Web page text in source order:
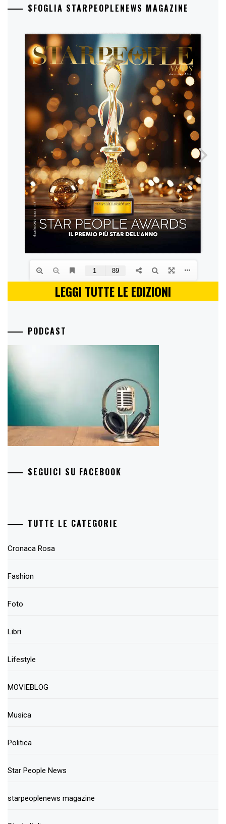
SFOGLIA STARPEOPLENEWS MAGAZINE
LEGGI TUTTE LE EDIZIONI
PODCAST
SEGUICI SU FACEBOOK
TUTTE LE CATEGORIE
Cronaca Rosa
Fashion
Foto
Libri
Lifestyle
MOVIEBLOG
Musica
Politica
Star People News
starpeoplenews magazine